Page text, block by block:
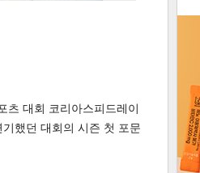
츠 대회 코리아스피드레이
했던 대회의 시즌 첫 포문